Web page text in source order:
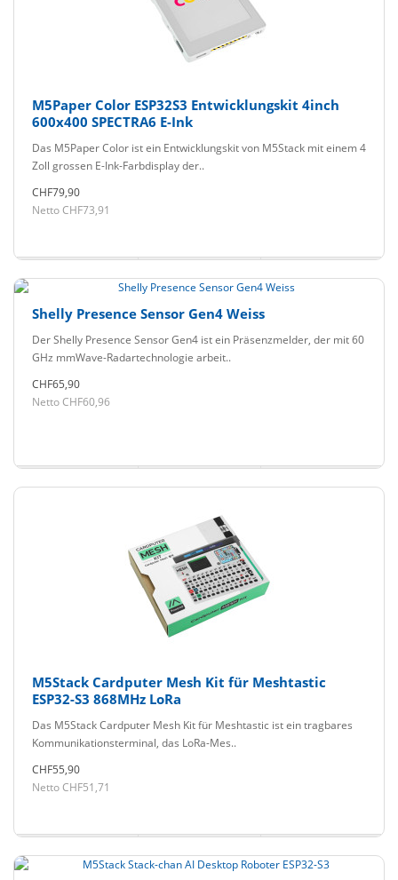
M5Paper Color ESP32S3 Entwicklungskit 4inch
600x400 SPECTRA6 E-Ink
Das M5Paper Color ist ein Entwicklungskit von M5Stack mit einem 4
Zoll grossen E-Ink-Farbdisplay der..
CHF79,90
Netto CHF73,91
Shelly Presence Sensor Gen4 Weiss
Der Shelly Presence Sensor Gen4 ist ein Präsenzmelder, der mit 60
GHz mmWave-Radartechnologie arbeit..
CHF65,90
Netto CHF60,96
M5Stack Cardputer Mesh Kit für Meshtastic
ESP32-S3 868MHz LoRa
Das M5Stack Cardputer Mesh Kit für Meshtastic ist ein tragbares
Kommunikationsterminal, das LoRa-Mes..
CHF55,90
Netto CHF51,71